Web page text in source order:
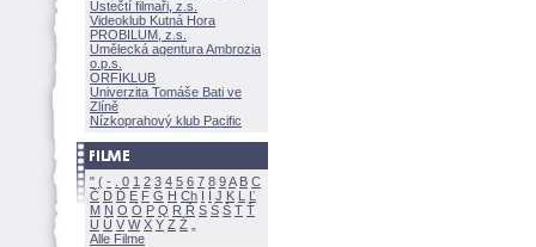
Ústečtí filmaři, z.s.
Videoklub Kutná Hora
PROBILUM, z.s.
Umělecká agentura Ambrozia
o.p.s.
ORFIKLUB
Univerzita Tomáše Bati ve
Zlíně
Nízkoprahový klub Pacific
" ( - 0 1 2 3 4 5 6 7 8 9A B C
Č D Ď E F G H Ch I Í J K L
Ľ
M N O Ó P Q R Ř S Ś T Ť
U Ú V W X Y Z
Alle Filme